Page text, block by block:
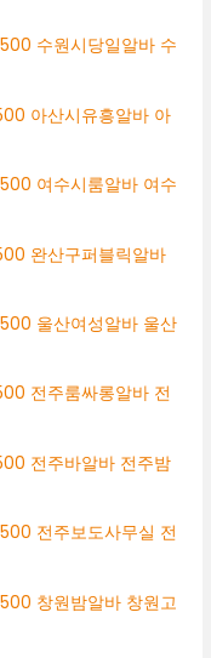
수원시당일알바 수
아산시유흥알바 아
여수시룸알바 여수
완산구퍼블릭알바
울산여성알바 울산
전주룸싸롱알바 전
전주바알바 전주밤
전주보도사무실 전
창원밤알바 창원고